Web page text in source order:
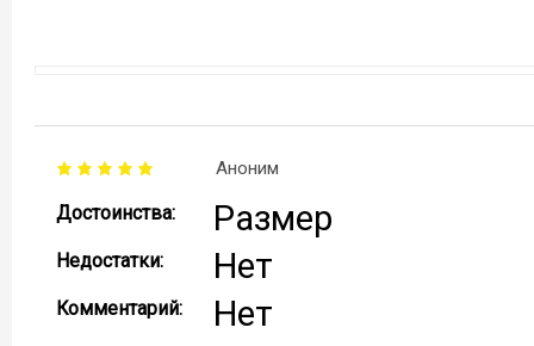
Аноним
Достоинства: Размер
Недостатки: Нет
Комментарий: Нет